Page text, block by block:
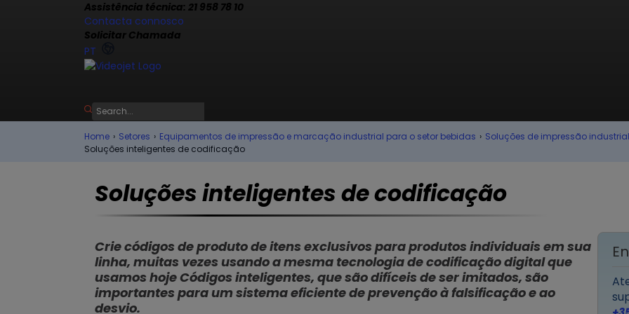
Assistência técnica: 21 958 78 10
Contacta connosco
Solicitar Chamada
PT
Home › Setores › Equipamentos de impressão e marcação industrial para o setor bebidas › Soluções de impressão
Soluções inteligentes de codificação
Soluções inteligentes de codificação
Crie códigos de produto de itens exclusivos para produtos individuais em sua
linha, muitas vezes usando a mesma tecnologia de codificação digital que
usamos hoje Códigos inteligentes, que são difíceis de ser imitados, são
importantes para um sistema eficiente de prevenção à falsificação e ao
desvio.